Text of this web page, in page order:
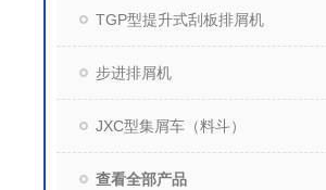
TGP型提升式刮板排屑机
步进排屑机
JXC型集屑车（料斗）
查看全部产品